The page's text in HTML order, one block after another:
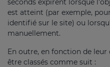
seconds expirent lorsque
est atteint (par exemple,
identifié sur le site) ou
manuellement.
En outre, en fonction de
être classés comme suit :